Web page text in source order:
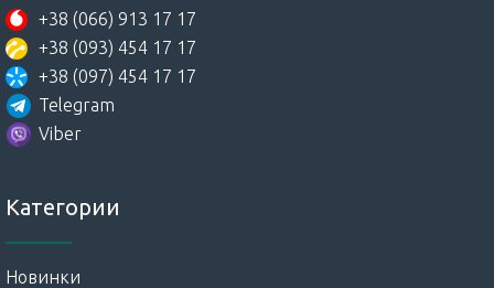
+38 (066) 913 17 17
+38 (093) 454 17 17
+38 (097) 454 17 17
Telegram
Viber
Категории
Новинки